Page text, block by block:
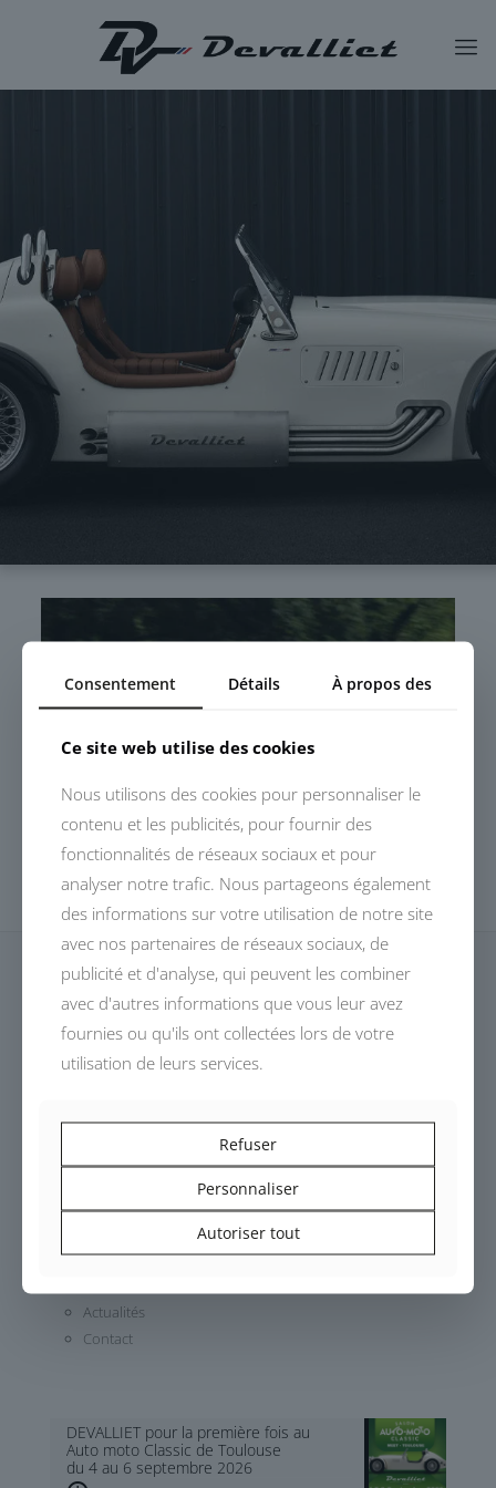
Dessinés, conçus et fabriqués en France,
Histoire
Modèle
Actualités
Contact
DEVALLIET pour la première fois au
Auto moto Classic de Toulouse
du 4 au 6 septembre 2026
Consentement Détails À propos des
Ce site web utilise des cookies
Nous utilisons des cookies pour personnaliser le
contenu et les publicités, pour fournir des
fonctionnalités de réseaux sociaux et pour
analyser notre trafic. Nous partageons également
des informations sur votre utilisation de notre site
avec nos partenaires de réseaux sociaux, de
publicité et d'analyse, qui peuvent les combiner
avec d'autres informations que vous leur avez
fournies ou qu'ils ont collectées lors de votre
utilisation de leurs services.
Refuser
Personnaliser
Autoriser tout